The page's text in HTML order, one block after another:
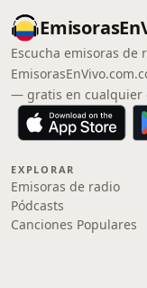
Escucha emisoras de
— gratis en cualquier
EXPLORAR
Emisoras de radio
Pódcasts
Canciones Populares